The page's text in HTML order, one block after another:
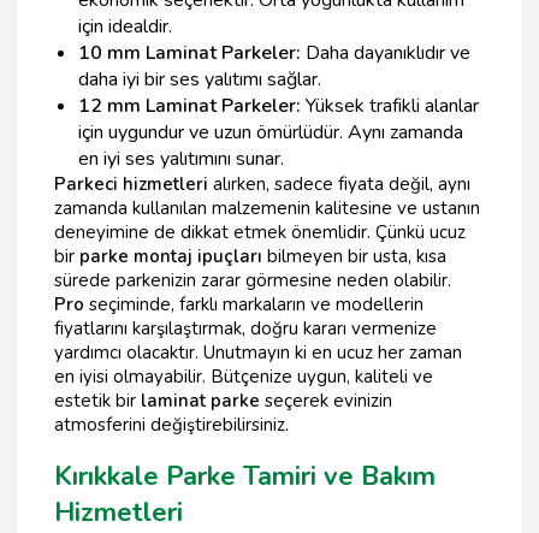
için idealdir.
10 mm Laminat Parkeler: Daha dayanıklıdır ve
daha iyi bir ses yalıtımı sağlar.
12 mm Laminat Parkeler: Yüksek trafikli alanlar
için uygundur ve uzun ömürlüdür. Aynı zamanda
en iyi ses yalıtımını sunar.
Parkeci hizmetleri alırken, sadece fiyata değil, aynı
zamanda kullanılan malzemenin kalitesine ve ustanın
deneyimine de dikkat etmek önemlidir. Çünkü ucuz
bir parke montaj ipuçları bilmeyen bir usta, kısa
sürede parkenizin zarar görmesine neden olabilir.
Pro seçiminde, farklı markaların ve modellerin
fiyatlarını karşılaştırmak, doğru kararı vermenize
yardımcı olacaktır. Unutmayın ki en ucuz her zaman
en iyisi olmayabilir. Bütçenize uygun, kaliteli ve
estetik bir laminat parke seçerek evinizin
atmosferini değiştirebilirsiniz.
Kırıkkale Parke Tamiri ve Bakım
Hizmetleri